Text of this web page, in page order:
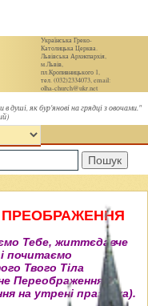
Українська Греко-
Католицька Церква.
Львівська Архиєпархія,
м.Львів,
пл.Кропивницького 1,
тел. (032)2334073, email:
olha-church@ukr.net
душі, як бур'янові на грядці з овочами."
Пошук
Тебе, життєдавче
почитаємо
Твого Тіла
Переображення"
на утрені празника).